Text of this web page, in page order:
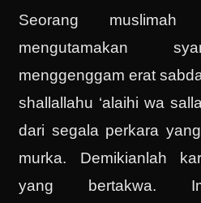
Seorang muslimah
mengutamakan
menggenggam erat
shallallahu ‘alaihi wa
dari segala perkara
murka. Demikianlah
yang bertakwa.